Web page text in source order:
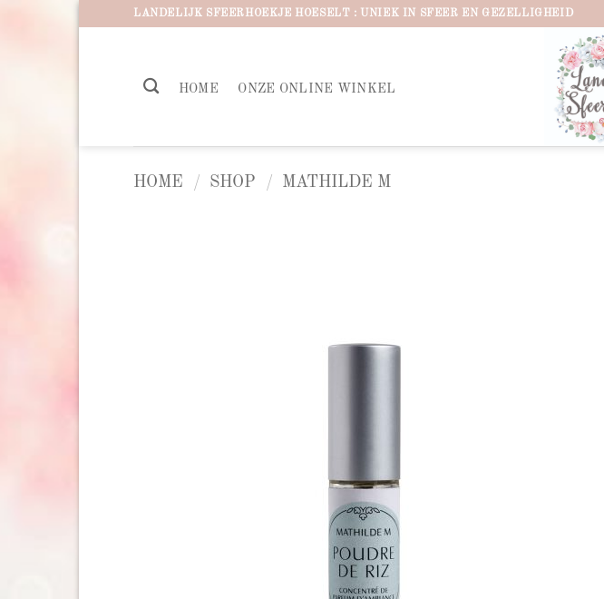
LANDELIJK SFEERHOEKJE HOESELT : UNIEK IN SFEER EN GEZELLIGHEID
HOME ONZE ONLINE WINKEL
HOME / SHOP / MATHILDE M